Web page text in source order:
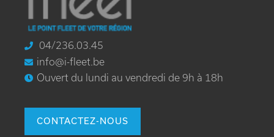
PAGE
04/236.03.45
info@i-fleet.be
Ouvert du lundi au vendredi de 9h à 18h
CONTACTEZ-NOUS